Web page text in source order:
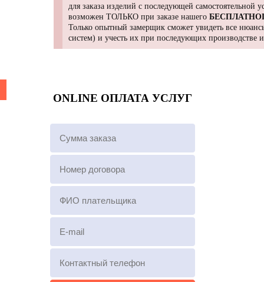
для заказа изделий с последующей
возможен ТОЛЬКО при заказе нашего
Только опытный замерщик сможет увидеть все
систем) и учесть их при последующих производстве
ONLINE ОПЛАТА УСЛУГ